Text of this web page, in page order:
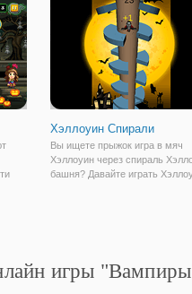
Хэллоуин Спирали
Вы ищете прыжок игра в мяч
Хэллоуин через спираль
башня? Давайте играть
игры